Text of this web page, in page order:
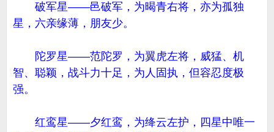
破军星——邑破军，为暍青右将，亦为孤独
星，六亲缘薄，朋友少。
陀罗星——范陀罗，为翼虎左将，威猛、机
智、聪颖，战斗力十足，为人固执，但容忍度极
强。
红鸾星——夕红鸾，为绛云左护，四星中唯一